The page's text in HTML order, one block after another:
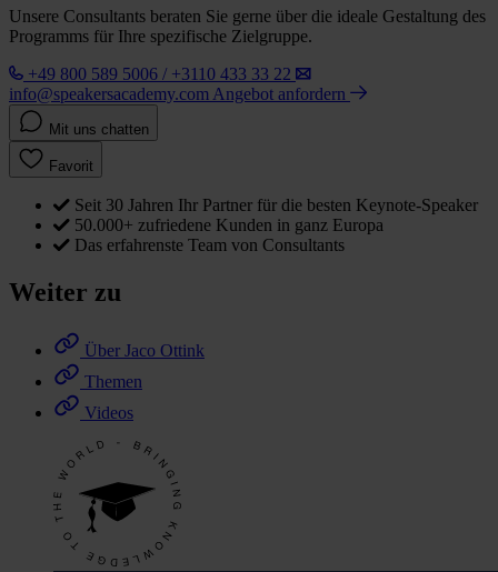
Unsere Consultants beraten Sie gerne über die ideale Gestaltung des
Programms für Ihre spezifische Zielgruppe.
+49 800 589 5006 / +3110 433 33 22
info@speakersacademy.com Angebot anfordern
Mit uns chatten
Favorit
Seit 30 Jahren Ihr Partner für die besten Keynote-Speaker
50.000+ zufriedene Kunden in ganz Europa
Das erfahrenste Team von Consultants
Weiter zu
Über Jaco Ottink
Themen
Videos